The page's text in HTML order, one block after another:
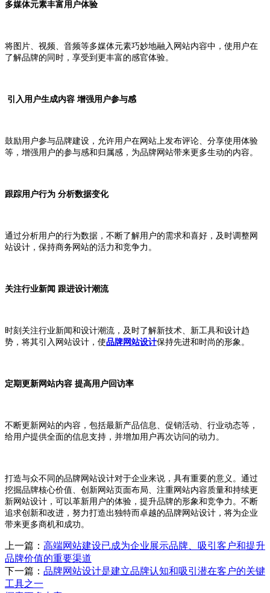
多媒体元素丰富用户体验
将图片、视频、音频等多媒体元素巧妙地融入网站内容中，使用户在
了解品牌的同时，享受到更丰富的感官体验。
引入用户生成内容 增强用户参与感
鼓励用户参与品牌建设，允许用户在网站上发布评论、分享使用体验
等，增强用户的参与感和归属感，为品牌网站带来更多生动的内容。
跟踪用户行为 分析数据变化
通过分析用户的行为数据，不断了解用户的需求和喜好，及时调整网
站设计，保持商务网站的活力和竞争力。
关注行业新闻 跟进设计潮流
时刻关注行业新闻和设计潮流，及时了解新技术、新工具和设计趋
势，将其引入网站设计，使品牌网站设计保持先进和时尚的形象。
定期更新网站内容 提高用户回访率
不断更新网站的内容，包括最新产品信息、促销活动、行业动态等，
给用户提供全面的信息支持，并增加用户再次访问的动力。
打造与众不同的品牌网站设计对于企业来说，具有重要的意义。通过
挖掘品牌核心价值、创新网站页面布局、注重网站内容质量和持续更
新网站设计，可以革新用户的体验，提升品牌的形象和竞争力。不断
追求创新和改进，努力打造出独特而卓越的品牌网站设计，将为企业
带来更多商机和成功。
上一篇： 高端网站建设已成为企业展示品牌、吸引客户和提升
品牌价值的重要渠道
下一篇： 品牌网站设计是建立品牌认知和吸引潜在客户的关键
工具之一